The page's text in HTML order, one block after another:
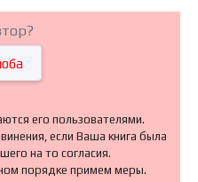
его пользователями.
если Ваша книга была
на то согласия.
порядке примем меры.